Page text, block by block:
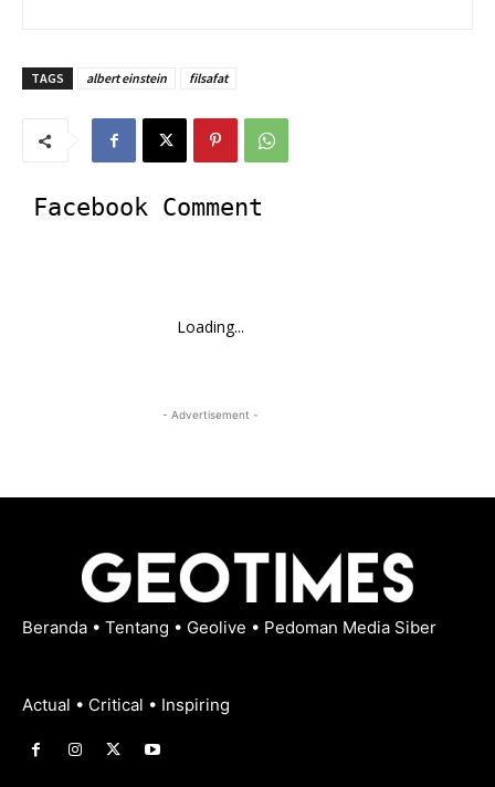
TAGS albert einstein filsafat
Facebook Comment
Loading...
- Advertisement -
Beranda • Tentang • Geolive • Pedoman Media Siber
Actual • Critical • Inspiring